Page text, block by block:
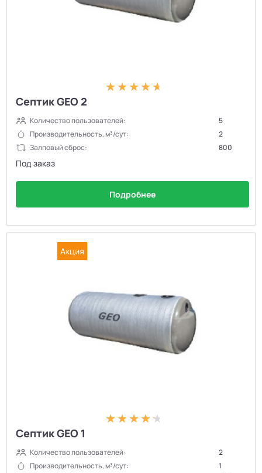
Септик GEO 2
Количество пользователей:
5
Производительность, м³/сут:
2
Залповый сброс:
800
Под заказ
Подробнее
Акция
Септик GEO 1
Количество пользователей:
2
Производительность, м³/сут:
1